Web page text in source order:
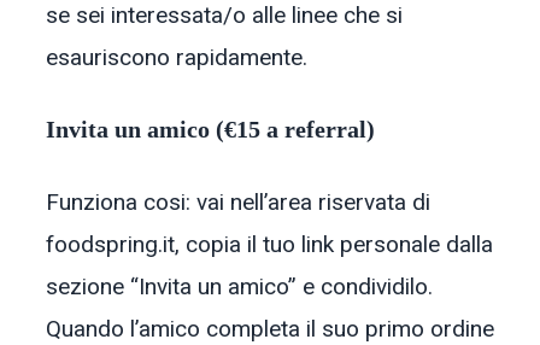
se sei interessata/o alle linee che si
esauriscono rapidamente.
Invita un amico (€15 a referral)
Funziona cosi: vai nell’area riservata di
foodspring.it, copia il tuo link personale dalla
sezione “Invita un amico” e condividilo.
Quando l’amico completa il suo primo ordine